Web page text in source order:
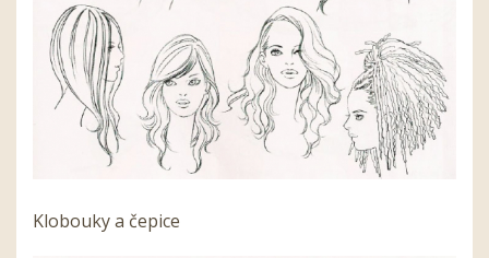
Klobouky a čepice